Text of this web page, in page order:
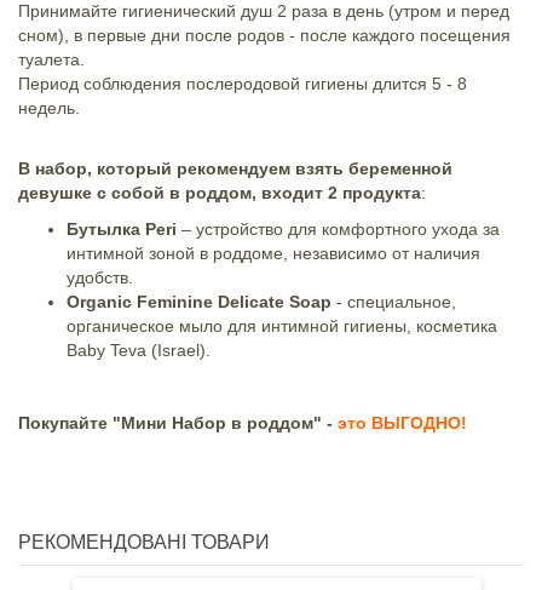
Принимайте гигиенический душ 2 раза в день (утром и перед
сном), в первые дни после родов - после каждого посещения
туалета.
Период соблюдения послеродовой гигиены длится 5 - 8
недель.
В набор, который рекомендуем взять беременной
девушке с собой в роддом, входит 2 продукта:
Бутылка Peri – устройство для комфортного ухода за
интимной зоной в роддоме, независимо от наличия
удобств.
Organic Feminine Delicate Soap - специальное,
органическое мыло для интимной гигиены, косметика
Baby Teva (Israel).
Покупайте "Мини Набор в роддом" - это ВЫГОДНО!
РЕКОМЕНДОВАНІ ТОВАРИ